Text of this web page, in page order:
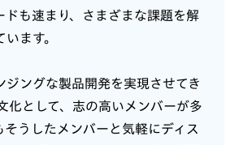
ドも速まり、さまざまな課題を解
ます。
ジングな製品開発を実現させてき
化として、志の高いメンバーが多
そうしたメンバーと気軽にディス